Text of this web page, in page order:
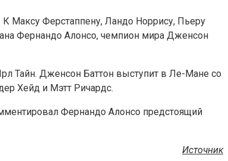
Максу Ферстаппену, Ландо Норрису, Пьеру
Фернандо Алонсо, чемпион мира Дженсон
Тайн. Дженсон Баттон выступит в Ле-Мане со
Хейд и Мэтт Ричардс.
Фернандо Алонсо предстоящий
Источник